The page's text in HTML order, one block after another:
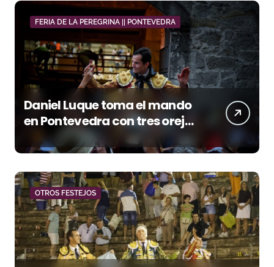
FERIA DE LA PEREGRINA || PONTEVEDRA
Daniel Luque toma el mando
en Pontevedra con tres orejas
y una Puerta Grande de peso
OTROS FESTEJOS